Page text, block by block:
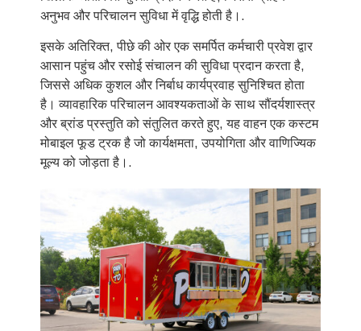
अनुभव और परिचालन सुविधा में वृद्धि होती है।.
इसके अतिरिक्त, पीछे की ओर एक समर्पित कर्मचारी प्रवेश द्वार
आसान पहुंच और रसोई संचालन की सुविधा प्रदान करता है,
जिससे अधिक कुशल और निर्बाध कार्यप्रवाह सुनिश्चित होता
है। व्यावहारिक परिचालन आवश्यकताओं के साथ सौंदर्यशास्त्र
और ब्रांड प्रस्तुति को संतुलित करते हुए, यह वाहन एक कस्टम
मोबाइल फूड ट्रक है जो कार्यक्षमता, उपयोगिता और वाणिज्यिक
मूल्य को जोड़ता है।.